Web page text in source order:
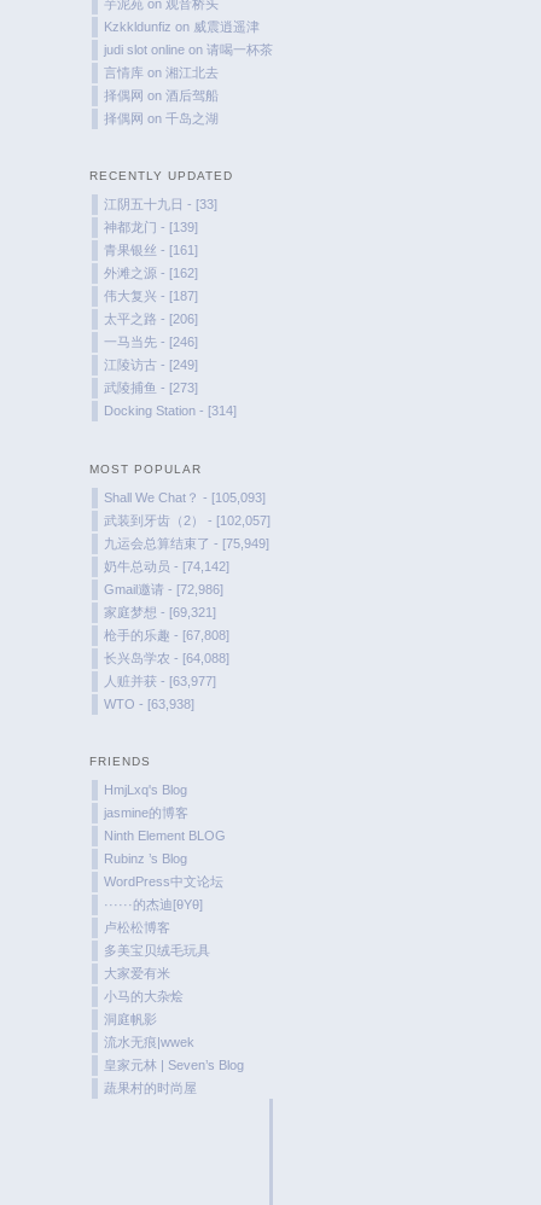
芋泥苑 on 观音桥头
Kzkkldunfiz on 威震逍遥津
judi slot online on请喝一杯茶
言情库 on湘江北去
择偶网 on酒后驾船
择偶网 on千岛之湖
RECENTLY UPDATED
江阴五十九日 - [33]
神都龙门 - [139]
青果银丝 - [161]
外滩之源 - [162]
伟大复兴 - [187]
太平之路 - [206]
一马当先 - [246]
江陵访古 - [249]
武陵捕鱼 - [273]
Docking Station - [314]
MOST POPULAR
Shall We Chat？ - [105,093]
武装到牙齿（2） - [102,057]
九运会总算结束了 - [75,949]
奶牛总动员 - [74,142]
Gmail邀请 - [72,986]
家庭梦想 - [69,321]
枪手的乐趣 - [67,808]
长兴岛学农 - [64,088]
人赃并获 - [63,977]
WTO - [63,938]
FRIENDS
HmjLxq's Blog
jasmine的博客
Ninth Element BLOG
Rubinz ’s Blog
WordPress中文论坛
······的杰迪[θYθ]
卢松松博客
多美宝贝绒毛玩具
大家爱有米
小马的大杂烩
洞庭帆影
流水无痕|wwek
皇家元林 | Seven’s Blog
蔬果村的时尚屋